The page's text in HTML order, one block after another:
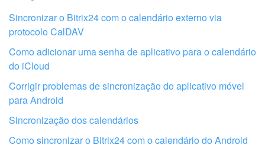
Não gosto de como esta ferramenta funciona
Sincronizar o Bitrix24 com o calendário externo via
protocolo CalDAV
Como adicionar uma senha de aplicativo para o calendário
do iCloud
Corrigir problemas de sincronização do aplicativo móvel
para Android
Sincronização dos calendários
Como sincronizar o Bitrix24 com o calendário do Android